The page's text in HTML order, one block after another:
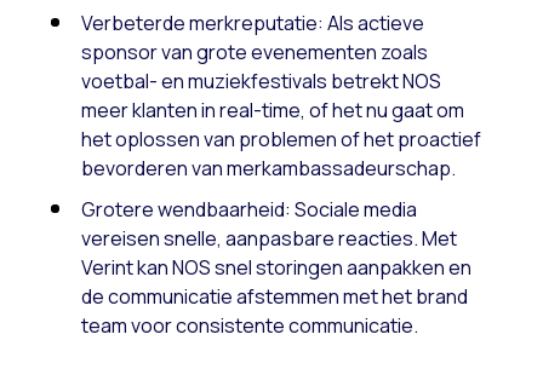
Verbeterde merkreputatie: Als actieve
sponsor van grote evenementen zoals
voetbal- en muziekfestivals betrekt NOS
meer klanten in real-time, of het nu gaat om
het oplossen van problemen of het proactief
bevorderen van merkambassadeurschap.
Grotere wendbaarheid: Sociale media
vereisen snelle, aanpasbare reacties. Met
Verint kan NOS snel storingen aanpakken en
de communicatie afstemmen met het brand
team voor consistente communicatie.